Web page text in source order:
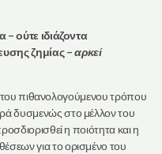
– ούτε ιδιάζοντα
ζημίας –αρκεί
του πιθανολογούμενου τρόπου
δυσμενώς στο μέλλον του
η ποιότητα και η
για το ορισμένο του